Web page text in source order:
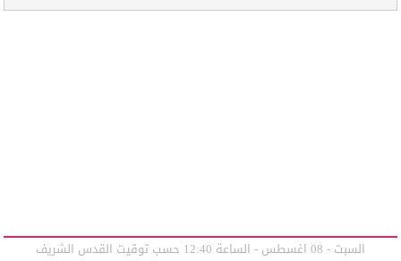
السبت - 08 اغسطس - الساعة 12:40 حسب توقيت القدس الشريف